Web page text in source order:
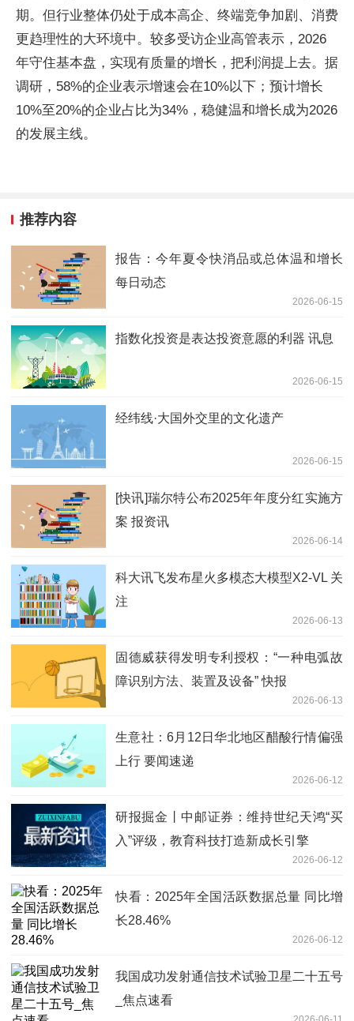
期。但行业整体仍处于成本高企、终端竞争加剧、消费
更趋理性的大环境中。较多受访企业高管表示，2026
年守住基本盘，实现有质量的增长，把利润提上去。据
调研，58%的企业表示增速会在10%以下；预计增长
10%至20%的企业占比为34%，稳健温和增长成为2026
的发展主线。
推荐内容
报告：今年夏令快消品或总体温和增长
每日动态
2026-06-15
指数化投资是表达投资意愿的利器 讯息
2026-06-15
经纬线·大国外交里的文化遗产
2026-06-15
[快讯]瑞尔特公布2025年年度分红实施方
案 报资讯
2026-06-14
科大讯飞发布星火多模态大模型X2-VL 关
注
2026-06-13
固德威获得发明专利授权：“一种电弧故
障识别方法、装置及设备” 快报
2026-06-13
生意社：6月12日华北地区醋酸行情偏强
上行 要闻速递
2026-06-12
研报掘金丨中邮证券：维持世纪天鸿“买
入”评级，教育科技打造新成长引擎
2026-06-12
快看：2025年全国活跃数据总量 同比增
长28.46%
2026-06-12
我国成功发射通信技术试验卫星二十五号
_焦点速看